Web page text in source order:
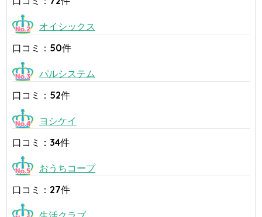
オイシックス
口コミ：50件
パルシステム
口コミ：52件
ヨシケイ
口コミ：34件
おうちコープ
口コミ：27件